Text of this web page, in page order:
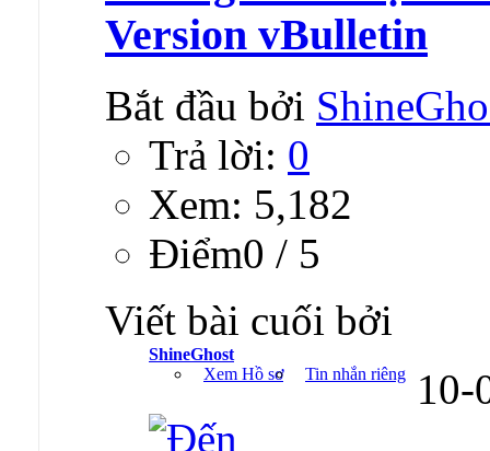
Version vBulletin
Bắt đầu bởi
Trả lời: 0
Xem: 5,182
Ðiểm0 / 5
Viết bài cuối bởi
ShineGhost
Xem Hồ sơ
Tin nhắn riêng